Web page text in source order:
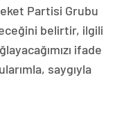
Partisi Grubu
belirtir, ilgili
ifade
saygıyla